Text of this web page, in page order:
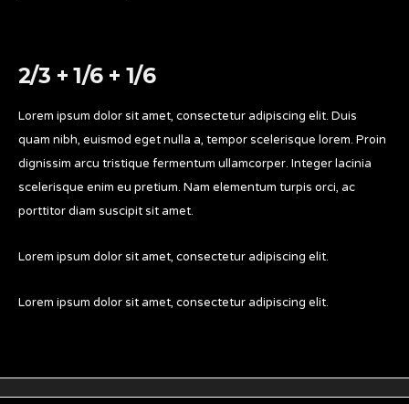
2/3 + 1/6 + 1/6
Lorem ipsum dolor sit amet, consectetur adipiscing elit. Duis
quam nibh, euismod eget nulla a, tempor scelerisque lorem. Proin
dignissim arcu tristique fermentum ullamcorper. Integer lacinia
scelerisque enim eu pretium. Nam elementum turpis orci, ac
porttitor diam suscipit sit amet.
Lorem ipsum dolor sit amet, consectetur adipiscing elit.
Lorem ipsum dolor sit amet, consectetur adipiscing elit.